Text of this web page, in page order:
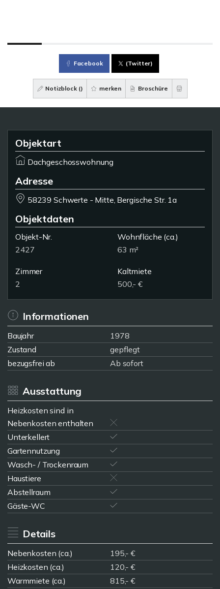
Facebook (Twitter)
Notizblock () merken Broschüre
Objektart
Dachgeschosswohnung
Adresse
58239 Schwerte - Mitte, Bergische Str. 1a
Objektdaten
Objekt-Nr.
2427
Wohnfläche (ca.)
63 m²
Zimmer
2
Kaltmiete
500,- €
Informationen
Baujahr
1978
Zustand
gepflegt
bezugsfrei ab
Ab sofort
Ausstattung
Heizkosten sind in
Nebenkosten enthalten
Unterkellert
Gartennutzung
Wasch- / Trockenraum
Haustiere
Abstellraum
Gäste-WC
Details
Nebenkosten (ca.)
195,- €
Heizkosten (ca.)
120,- €
Warmmiete (ca.)
815,- €